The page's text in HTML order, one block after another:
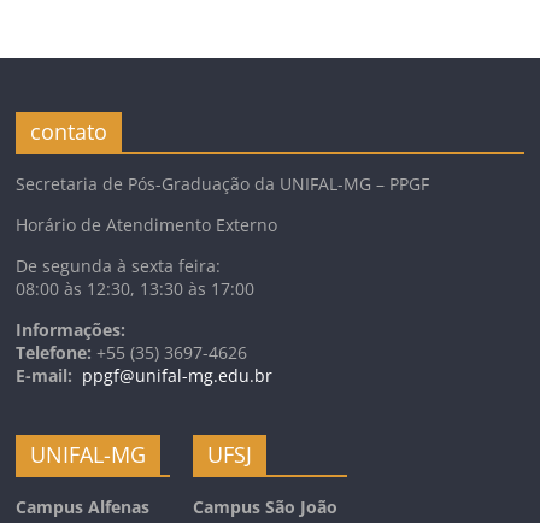
contato
Secretaria de Pós-Graduação da UNIFAL-MG – PPGF
Horário de Atendimento Externo
De segunda à sexta feira:
08:00 às 12:30, 13:30 às 17:00
Informações:
Telefone: +55 (35) 3697-4626
E-mail: ppgf@unifal-mg.edu.br
UNIFAL-MG
Campus Alfenas
UFSJ
Campus São João